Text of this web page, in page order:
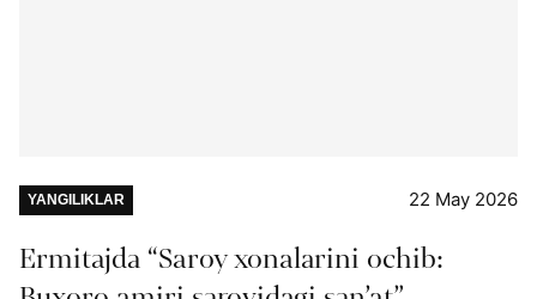
YANGILIKLAR 22 May 2026
Ermitajda “Saroy xonalarini ochib: